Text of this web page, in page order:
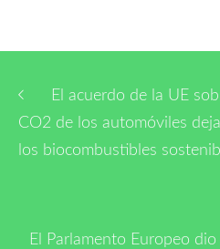
El acuerdo de la UE
CO2 de los automóviles
los biocombustibles
El Parlamento Europeo